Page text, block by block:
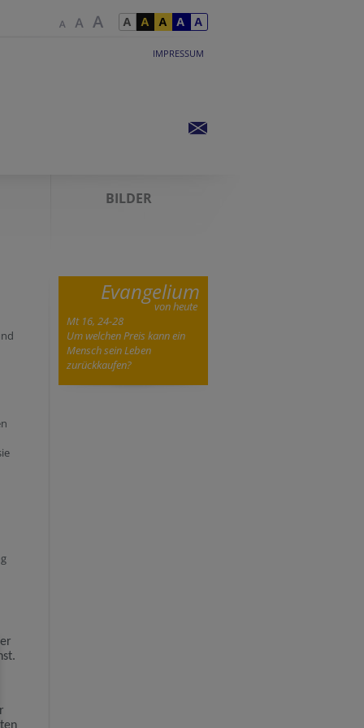
IMPRESSUM
BILDER
Evangelium
von heute
Mt 16, 24-28
Um welchen Preis kann ein
Mensch sein Leben
zurückkaufen?